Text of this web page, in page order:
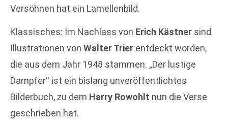
Versöhnen hat ein Lamellenbild.
Klassisches: Im Nachlass von Erich Kästner sind
Illustrationen von Walter Trier entdeckt worden,
die aus dem Jahr 1948 stammen. „Der lustige
Dampfer“ ist ein bislang unveröffentlichtes
Bilderbuch, zu dem Harry Rowohlt nun die Verse
geschrieben hat.